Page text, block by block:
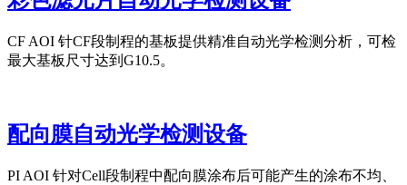
CF AOI 针CF段制程的基板提供精准自动光学检测分析，可检
最大基板尺寸达到G10.5。
配向膜自动光学检测设备
PI AOI 针对Cell段制程中配向膜涂布后可能产生的涂布不均、